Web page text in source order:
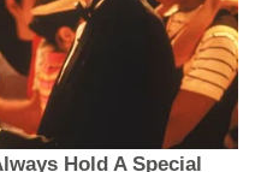
Hold A Special